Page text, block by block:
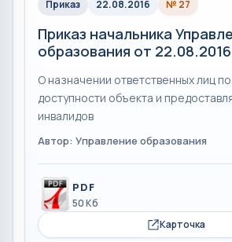
Приказ 22.08.2016 № 27
Приказ начальника
образования от
О назначении ответственных лиц
доступности объекта и
инвалидов
Автор: Управление образования
PDF
50 Кб
Карточка